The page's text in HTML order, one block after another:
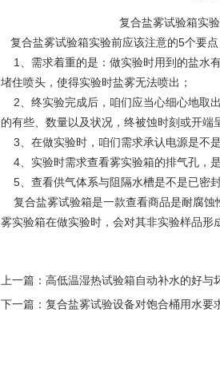
复合盐雾试验箱实验前应该
复合盐雾试验箱实验前应该注意的5个要点
1、需求着重的是：做实验时用到的盐水
堵住喷头，使得实验时盐雾无法喷出；
2、终实验完成后，咱们应当心细心地取
的有些、数量以及状况，终被蚀时刻或开端
3、在做实验时，咱们需求承认电源是不
4、实验时需求查看雾实验箱的排气孔，
5、查看供气体系与阻隔水槽是不是已密封
复合盐雾试验箱是一款查看商品是耐腐蚀
雾实验箱在做实验时，会对其非实验样品形
上一篇： 高低温湿热试验箱自动补水的好与
下一篇： 复合盐雾试验设备对饱合桶用水要